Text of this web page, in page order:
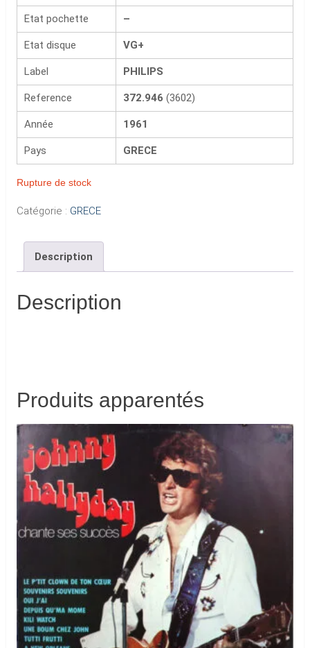
Etat pochette –
Etat disque VG+
Label PHILIPS
Reference 372.946 (3602)
Année 1961
Pays GRECE
Rupture de stock
Catégorie : GRECE
Description
Description
Produits apparentés